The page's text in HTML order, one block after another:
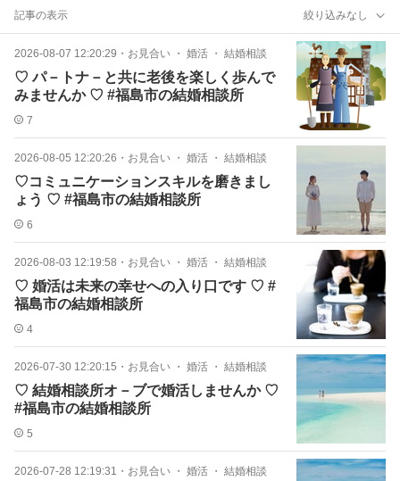
記事の表示 絞り込みなし
2026-08-07 12:20:29 ・ お見合い ・ 婚活 ・ 結婚相談
♡ パ－トナ－と共に老後を楽しく歩んで
みませんか ♡ #福島市の結婚相談所
7
2026-08-05 12:20:26 ・ お見合い ・ 婚活 ・ 結婚相談
♡コミュニケーションスキルを磨きまし
ょう ♡ #福島市の結婚相談所
6
2026-08-03 12:19:58 ・ お見合い ・ 婚活 ・ 結婚相談
♡ 婚活は未来の幸せへの入り口です ♡ #
福島市の結婚相談所
4
2026-07-30 12:20:15 ・ お見合い ・ 婚活 ・ 結婚相談
♡ 結婚相談所オ－ブで婚活しませんか ♡
#福島市の結婚相談所
5
2026-07-28 12:19:31 ・ お見合い ・ 婚活 ・ 結婚相談